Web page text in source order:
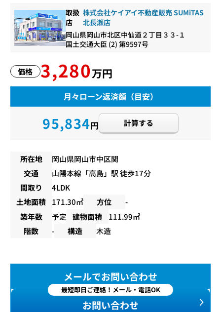
取扱
店
株式会社ケイアイ不動産販売 SUMiTAS
北長瀬店
岡山県岡山市北区中仙道２丁目３３-１
国土交通大臣 (2) 第9597号
価格 3,280万円
月々ローン返済額（目安）
95,834円 計算する
所在地
岡山県岡山市中区関
交通
山陽本線 「高島」駅 徒歩17分
間取り
4LDK
土地面積
171.30㎡ 方位
-
築年数
予定 建物面積
111.99㎡
階数
- 構造 木造
メールでお問い合わせ
最短即日ご連絡！メール・電話OK
お問い合わせ